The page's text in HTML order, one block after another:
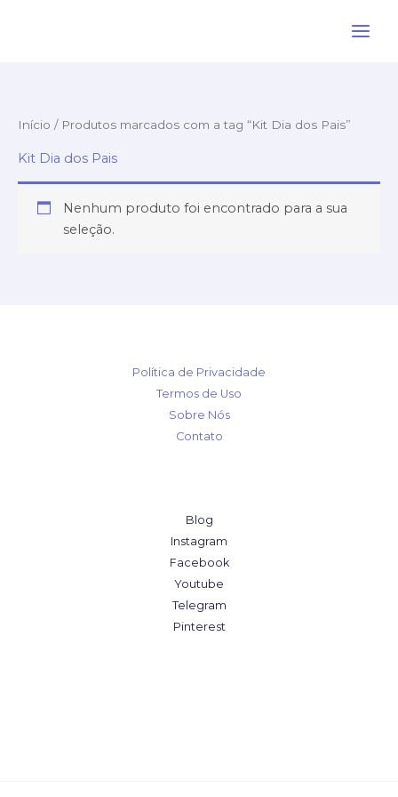
Início / Produtos marcados com a tag “Kit Dia dos Pais”
Kit Dia dos Pais
Nenhum produto foi encontrado para a sua
seleção.
Política de Privacidade
Termos de Uso
Sobre Nós
Contato
Blog
Instagram
Facebook
Youtube
Telegram
Pinterest